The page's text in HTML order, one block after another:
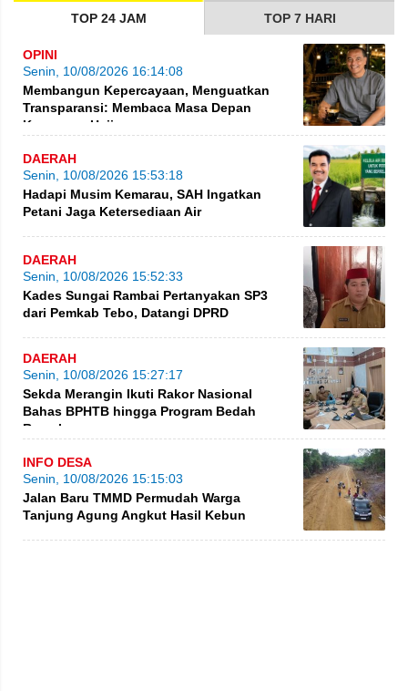
TOP 24 JAM TOP 7 HARI
OPINI
Senin, 10/08/2026 16:14:08
Membangun Kepercayaan, Menguatkan
Transparansi: Membaca Masa Depan
Keuangan Haji
DAERAH
Senin, 10/08/2026 15:53:18
Hadapi Musim Kemarau, SAH Ingatkan
Petani Jaga Ketersediaan Air
DAERAH
Senin, 10/08/2026 15:52:33
Kades Sungai Rambai Pertanyakan SP3
dari Pemkab Tebo, Datangi DPRD
DAERAH
Senin, 10/08/2026 15:27:17
Sekda Merangin Ikuti Rakor Nasional
Bahas BPHTB hingga Program Bedah
Rumah
INFO DESA
Senin, 10/08/2026 15:15:03
Jalan Baru TMMD Permudah Warga
Tanjung Agung Angkut Hasil Kebun